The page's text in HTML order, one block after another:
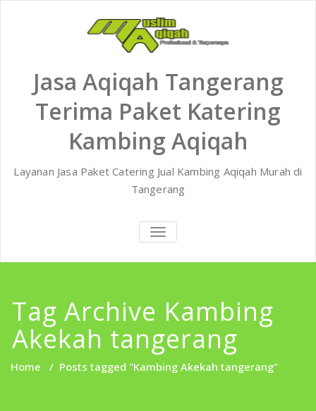
Jasa Aqiqah Tangerang
Terima Paket Katering
Kambing Aqiqah
Layanan Jasa Paket Catering Jual Kambing Aqiqah Murah di
Tangerang
TOGGLE
NAVIGATION
Tag Archive Kambing
Akekah tangerang
Home / Posts tagged "Kambing Akekah tangerang"